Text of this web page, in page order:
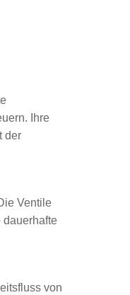
Ihre
der
Ventile
dauerhafte
von